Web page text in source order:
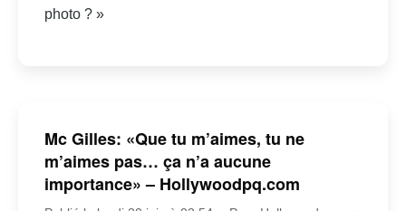
photo ? »
Mc Gilles: «Que tu m’aimes, tu ne
m’aimes pas… ça n’a aucune
importance» – Hollywoodpq.com